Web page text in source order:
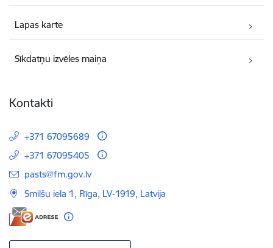
Lapas karte
Sīkdatņu izvēles maiņa
Kontakti
+371 67095689
+371 67095405
E-pasts:
pasts@fm.gov.lv
Smilšu iela 1, Rīga, LV-1919, Latvija